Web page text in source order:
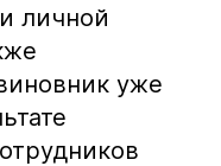
личной
уже